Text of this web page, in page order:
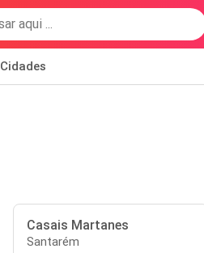
Cidades
Casais Martanes
Santarém